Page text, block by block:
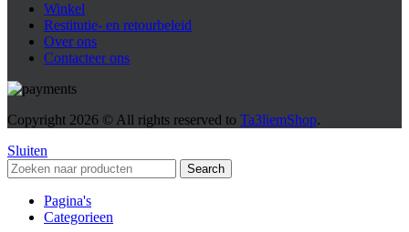
Winkel
Restitutie- en retourbeleid
Over ons
Contacteer ons
Copyright 2026 © All rights reserved to Ta3liemShop.
Sluiten
Search
Pagina's
Categorieen